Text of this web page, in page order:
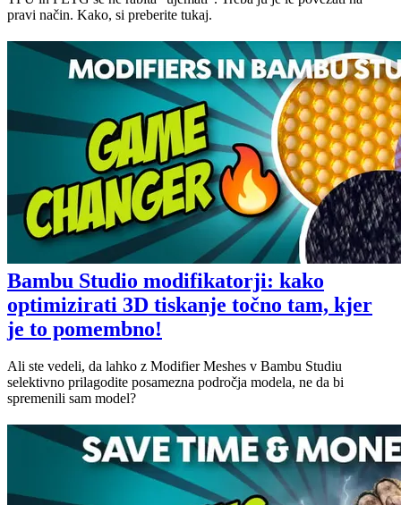
pravi način. Kako, si preberite tukaj.
Bambu Studio modifikatorji: kako
optimizirati 3D tiskanje točno tam, kjer
je to pomembno!
Ali ste vedeli, da lahko z Modifier Meshes v Bambu Studiu
selektivno prilagodite posamezna področja modela, ne da bi
spremenili sam model?